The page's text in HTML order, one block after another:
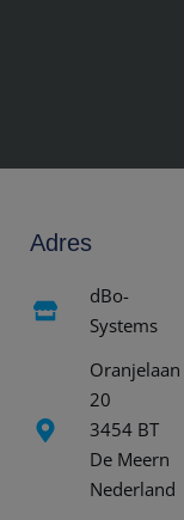
Adres
dBo-
Systems
Oranjelaan
20
3454 BT
De Meern
Nederland